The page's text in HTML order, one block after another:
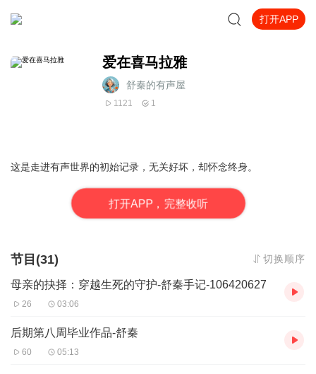
打开APP
爱在喜马拉雅
舒秦的有声屋
1121 1
这是走进有声世界的初始记录，无关好坏，却怀念终身。
打开APP，完整收听
节目(31) 切换顺序
母亲的抉择：穿越生死的守护-舒秦手记-106420627
26 03:06
后期第八周毕业作品-舒秦
60 05:13